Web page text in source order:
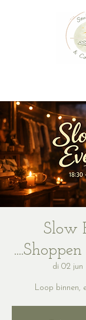
Slow
di 02 jun
Loop binnen,